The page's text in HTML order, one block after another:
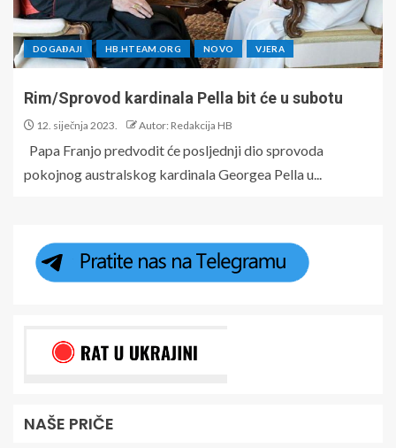
DOGAĐAJI HB.HTEAM.ORG NOVO VJERA
Rim/Sprovod kardinala Pella bit će u subotu
12. siječnja 2023. Autor: Redakcija HB
Papa Franjo predvodit će posljednji dio sprovoda
pokojnog australskog kardinala Georgea Pella u...
NAŠE PRIČE